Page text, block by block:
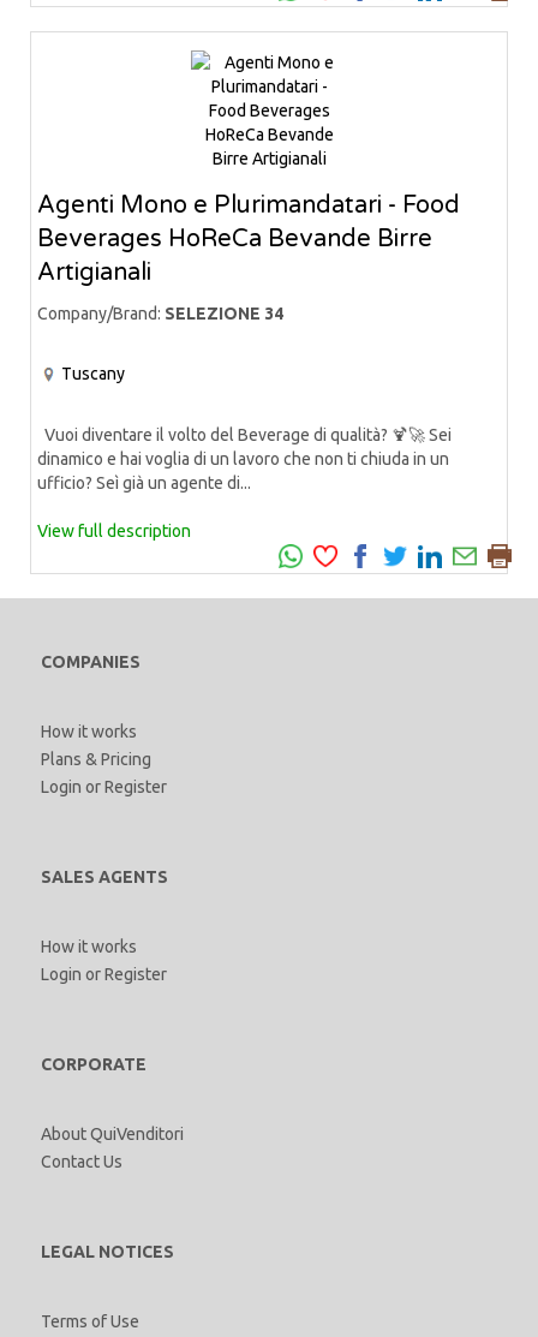
Agenti Mono e Plurimandatari - Food
Beverages HoReCa Bevande Birre
Artigianali
Company/Brand: SELEZIONE 34
Tuscany
Vuoi diventare il volto del Beverage di qualità? 🍹🚀 Sei
dinamico e hai voglia di un lavoro che non ti chiuda in un
ufficio? Seì già un agente di...
View full description
COMPANIES
How it works
Plans & Pricing
Login orRegister
SALES AGENTS
How it works
Login orRegister
CORPORATE
About QuiVenditori
Contact Us
LEGAL NOTICES
Terms of Use